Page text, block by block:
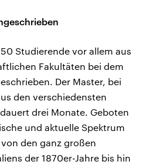
Studierende vor allem aus
Fakultäten bei dem
Der Master, bei
den verschiedensten
drei Monate. Geboten
und aktuelle Spektrum
den ganz großen
der 1870er-Jahre bis hin